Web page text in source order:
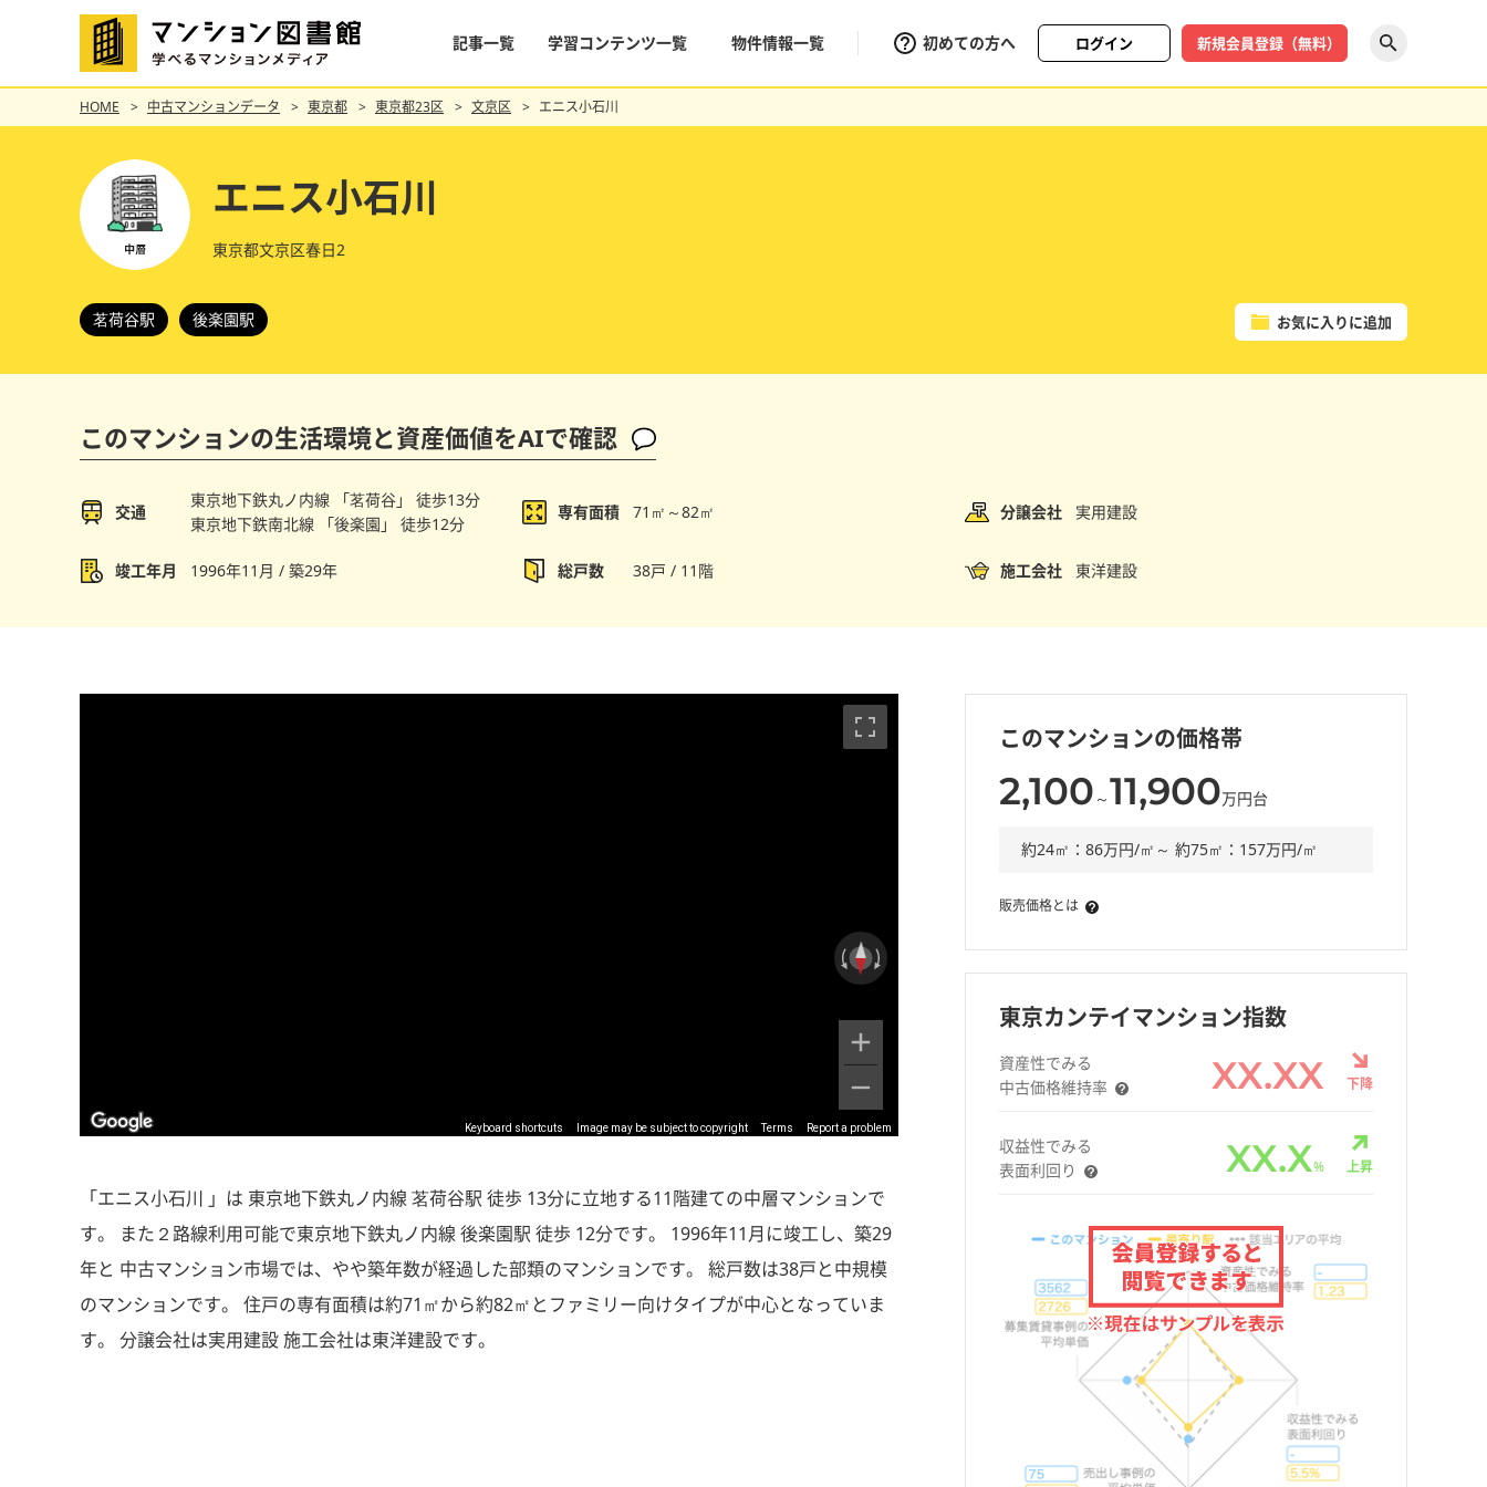
記事一覧 学習コンテンツ一覧 物件情報一覧 初めての方へ ログイン 新規会員登録（無料）
HOME 中古マンションデータ 東京都 東京都23区 文京区 エニス小石川
エニス小石川
東京都文京区春日2
茗荷谷駅 後楽園駅 お気に入りに追加
このマンションの生活環境と資産価値をAIで確認
交通
東京地下鉄丸ノ内線 「茗荷谷」 徒歩13分
東京地下鉄南北線 「後楽園」 徒歩12分
専有面積 71㎡～82㎡ 分譲会社 実用建設
竣工年月 1996年11月 / 築29年 総戸数 38戸 / 11階 施工会社 東洋建設
このマンションの価格帯
2,100 ～11,900万円台
約24㎡：86万円/㎡～ 約75㎡：157万円/㎡
販売価格とは
東京カンテイマンション指数
資産性でみる
中古価格維持率
XX.XX 下降
収益性でみる
表面利回り
XX.X% 上昇
Keyboard shortcuts Image may be subject to copyright Terms Report a problem
「エニス小石川 」は 東京地下鉄丸ノ内線 茗荷谷駅 徒歩 13分に立地する11階建ての中層マンションで
す。 また２路線利用可能で東京地下鉄丸ノ内線 後楽園駅 徒歩 12分です。 1996年11月に竣工し、築29
年と 中古マンション市場では、やや築年数が経過した部類のマンションです。 総戸数は38戸と中規模
のマンションです。 住戸の専有面積は約71㎡から約82㎡とファミリー向けタイプが中心となっていま
す。 分譲会社は実用建設 施工会社は東洋建設です。